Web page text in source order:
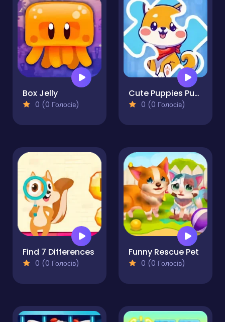
Box Jelly
0 (0 Голосів)
Cute Puppies Puzzle
0 (0 Голосів)
Find 7 Differences
0 (0 Голосів)
Funny Rescue Pet
0 (0 Голосів)